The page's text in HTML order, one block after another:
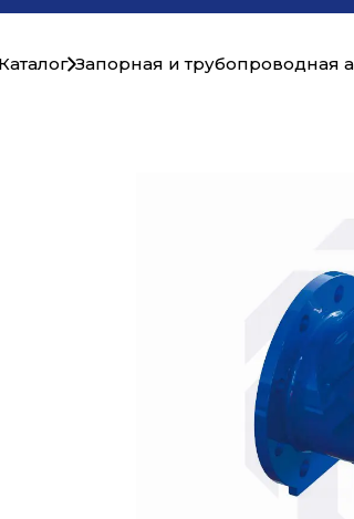
Запорная и трубопроводная